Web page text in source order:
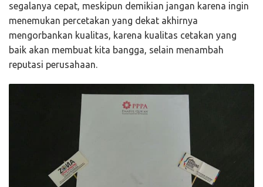
segalanya cepat, meskipun demikian jangan karena ingin
menemukan percetakan yang dekat akhirnya
mengorbankan kualitas, karena kualitas cetakan yang
baik akan membuat kita bangga, selain menambah
reputasi perusahaan.